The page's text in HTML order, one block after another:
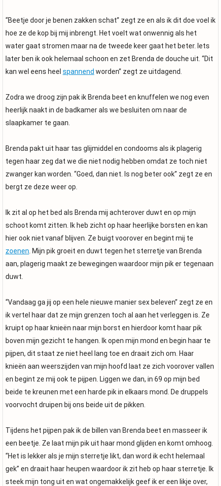
“Beetje door je benen zakken schat” zegt ze en als ik dit doe voel ik
hoe ze de kop bij mij inbrengt. Het voelt wat onwennig als het
water gaat stromen maar na de tweede keer gaat het beter. Iets
later ben ik ook helemaal schoon en zet Brenda de douche uit. “Dit
kan wel eens heel spannend worden” zegt ze uitdagend.
Zodra we droog zijn pak ik Brenda beet en knuffelen we nog even
heerlijk naakt in de badkamer als we besluiten om naar de
slaapkamer te gaan.
Brenda pakt uit haar tas glijmiddel en condooms als ik plagerig
tegen haar zeg dat we die niet nodig hebben omdat ze toch niet
zwanger kan worden. “Goed, dan niet. Is nog beter ook” zegt ze en
bergt ze deze weer op.
Ik zit al op het bed als Brenda mij achterover duwt en op mijn
schoot komt zitten. Ik heb zicht op haar heerlijke borsten en kan
hier ook niet vanaf blijven. Ze buigt voorover en begint mij te
zoenen . Mijn pik groeit en duwt tegen het sterretje van Brenda
aan, plagerig maakt ze bewegingen waardoor mijn pik er tegenaan
duwt.
“Vandaag ga jij op een hele nieuwe manier sex beleven” zegt ze en
ik vertel haar dat ze mijn grenzen toch al aan het verleggen is. Ze
kruipt op haar knieën naar mijn borst en hierdoor komt haar pik
boven mijn gezicht te hangen. Ik open mijn mond en begin haar te
pijpen, dit staat ze niet heel lang toe en draait zich om. Haar
knieën aan weerszijden van mijn hoofd laat ze zich voorover vallen
en begint ze mij ook te pijpen. Liggen we dan, in 69 op mijn bed
beide te kreunen met een harde pik in elkaars mond. De druppels
voorvocht druipen bij ons beide uit de pikken.
Tijdens het pijpen pak ik de billen van Brenda beet en masseer ik
een beetje. Ze laat mijn pik uit haar mond glijden en komt omhoog.
“Het is lekker als je mijn sterretje likt, dan word ik echt helemaal
gek” en draait haar heupen waardoor ik zit heb op haar sterretje. Ik
steek mijn tong uit en wat ongemakkelijk geef ik er een likje over,